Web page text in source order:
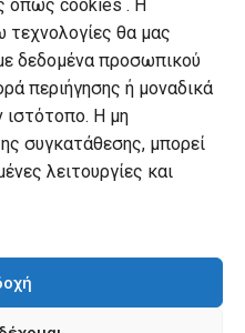
όπως cookies . Η
τεχνολογίες θα μας
δεδομένα προσωπικού
περιήγησης ή μοναδικά
ιστότοπο. Η μη
συγκατάθεσης, μπορεί
λειτουργίες και